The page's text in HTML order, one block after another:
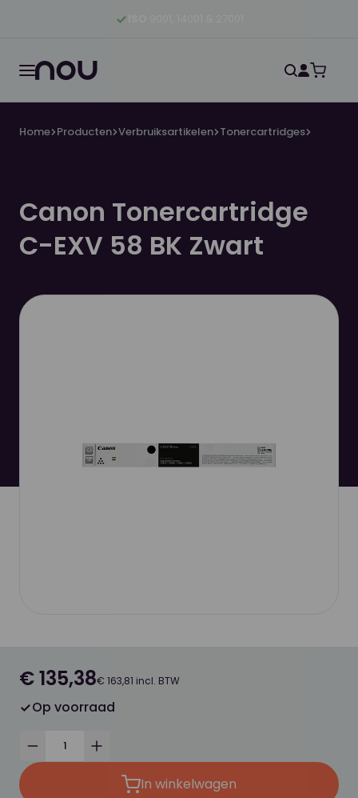
Ga naar hoofdinhoud
Ga naar hoofdnavigatie
Home Producten Verbruiksartikelen Tonercartridges
Canon Tonercartridge
C-EXV 58 BK Zwart
€ 135,38€ 163,81 incl. BTW
Op voorraad
VerminderVerhoog
In winkelwagen